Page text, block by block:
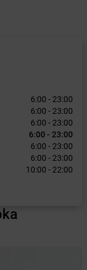
6:00 - 23:00
6:00 - 23:00
6:00 - 23:00
6:00 - 23:00
6:00 - 23:00
6:00 - 23:00
10:00 - 22:00